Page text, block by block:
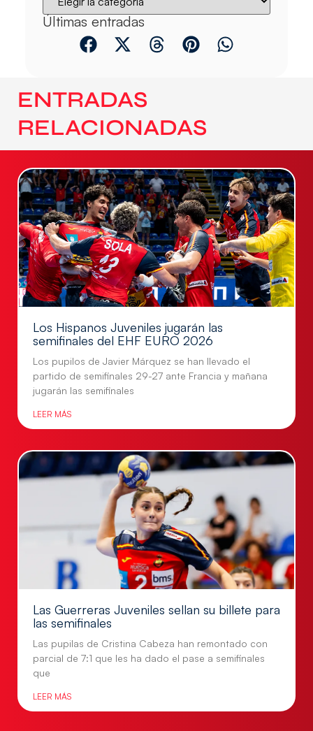
Últimas entradas
ENTRADAS
RELACIONADAS
Los Hispanos Juveniles jugarán las
semifinales del EHF EURO 2026
Los pupilos de Javier Márquez se han llevado el
partido de semifinales 29-27 ante Francia y mañana
jugarán las semifinales
LEER MÁS
Las Guerreras Juveniles sellan su billete para
las semifinales
Las pupilas de Cristina Cabeza han remontado con
parcial de 7:1 que les ha dado el pase a semifinales
que
LEER MÁS